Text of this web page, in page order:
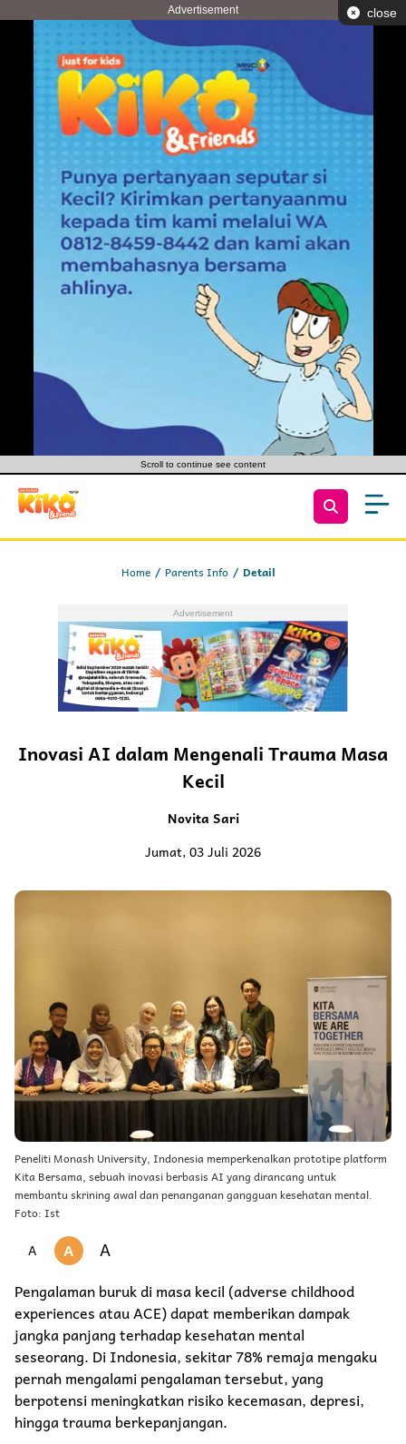
Advertisement close
Scroll to continue see content
Home Parents Info Detail
Inovasi AI dalam Mengenali Trauma Masa
Kecil
Novita Sari
Jumat, 03 Juli 2026
Peneliti Monash University, Indonesia memperkenalkan prototipe platform
Kita Bersama, sebuah inovasi berbasis AI yang dirancang untuk
membantu skrining awal dan penanganan gangguan kesehatan mental.
Foto: Ist
A A A
Pengalaman buruk di masa kecil (adverse childhood
experiences atau ACE) dapat memberikan dampak
jangka panjang terhadap kesehatan mental
seseorang. Di Indonesia, sekitar 78% remaja mengaku
pernah mengalami pengalaman tersebut, yang
berpotensi meningkatkan risiko kecemasan, depresi,
hingga trauma berkepanjangan.